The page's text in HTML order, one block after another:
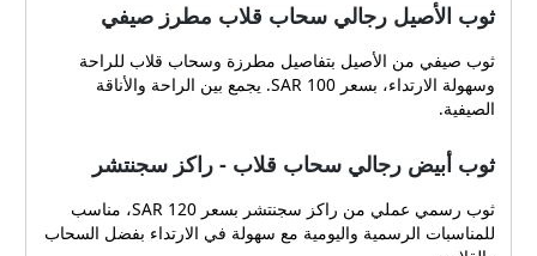
ثوب الأصيل رجالي سحاب قلاب مطرز صيفي
ثوب صيفي من الأصيل بتفاصيل مطرزة وسحاب قلاب للراحة
وسهولة الارتداء، بسعر 100 SAR. يجمع بين الراحة والأناقة
الصيفية.
ثوب أبيض رجالي سحاب قلاب - راكز سجنتشر
ثوب رسمي عملي من راكز سجنتشر بسعر 120 SAR، مناسب
للمناسبات الرسمية واليومية مع سهولة في الارتداء بفضل السحاب